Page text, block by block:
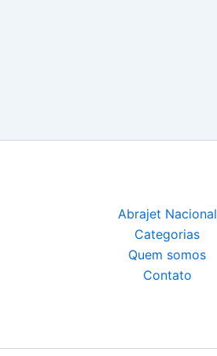
Abrajet Nacional
Categorias
Quem somos
Contato